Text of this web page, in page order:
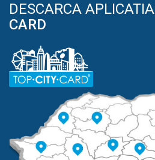
DESCARCA APLICATIA
CARD